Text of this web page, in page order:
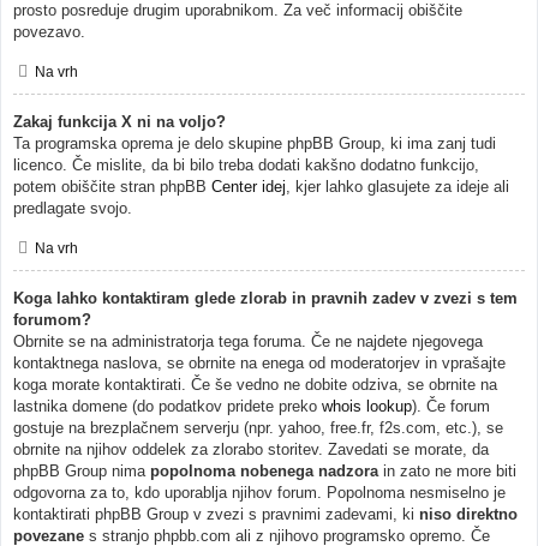
prosto posreduje drugim uporabnikom. Za več informacij obiščite
povezavo.
Na vrh
Zakaj funkcija X ni na voljo?
Ta programska oprema je delo skupine phpBB Group, ki ima zanj tudi
licenco. Če mislite, da bi bilo treba dodati kakšno dodatno funkcijo,
potem obiščite stran phpBB Center idej, kjer lahko glasujete za ideje ali
predlagate svojo.
Na vrh
Koga lahko kontaktiram glede zlorab in pravnih zadev v zvezi s tem
forumom?
Obrnite se na administratorja tega foruma. Če ne najdete njegovega
kontaktnega naslova, se obrnite na enega od moderatorjev in vprašajte
koga morate kontaktirati. Če še vedno ne dobite odziva, se obrnite na
lastnika domene (do podatkov pridete preko whois lookup). Če forum
gostuje na brezplačnem serverju (npr. yahoo, free.fr, f2s.com, etc.), se
obrnite na njihov oddelek za zlorabo storitev. Zavedati se morate, da
phpBB Group nima popolnoma nobenega nadzora in zato ne more biti
odgovorna za to, kdo uporablja njihov forum. Popolnoma nesmiselno je
kontaktirati phpBB Group v zvezi s pravnimi zadevami, ki niso direktno
povezane s stranjo phpbb.com ali z njihovo programsko opremo. Če